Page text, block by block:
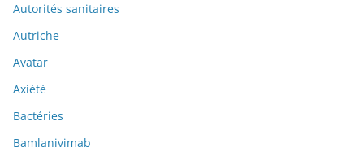
Autorités sanitaires
Autriche
Avatar
Axiété
Bactéries
Bamlanivimab